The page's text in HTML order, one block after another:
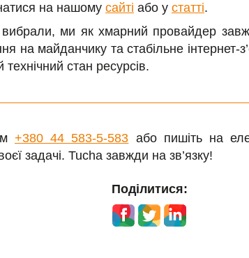
на нашому сайті або у статті.
ми як хмарний провайдер
на майданчику та стабільне
технічний стан ресурсів.
+380 44 583-5-583 або пишіть на
задачі. Tucha завжди на зв’язку!
Поділитися: